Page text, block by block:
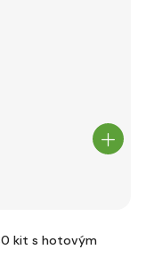
kit s hotovým